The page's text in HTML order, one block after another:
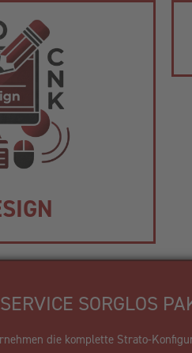
SORGLOS
die komplette Strato-